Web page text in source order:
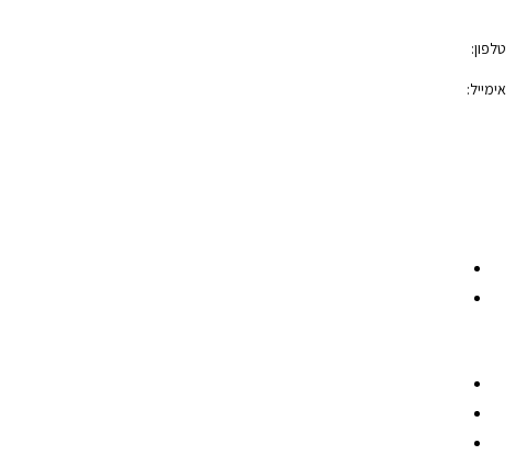
טלפון:
אימייל: